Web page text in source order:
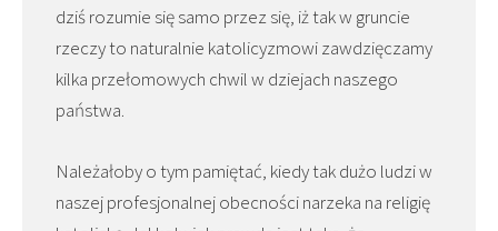
dziś rozumie się samo przez się, iż tak w gruncie
rzeczy to naturalnie katolicyzmowi zawdzięczamy
kilka przełomowych chwil w dziejach naszego
państwa.
Należałoby o tym pamiętać, kiedy tak dużo ludzi w
naszej profesjonalnej obecności narzeka na religię